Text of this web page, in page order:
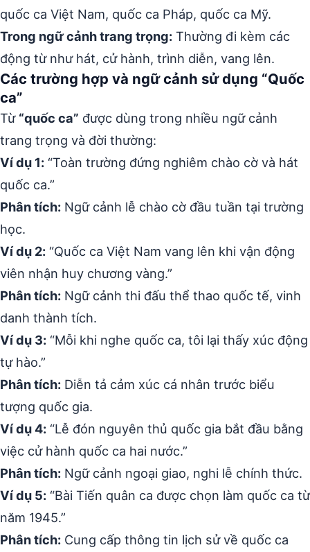
quốc ca Việt Nam, quốc ca Pháp, quốc ca Mỹ.
Trong ngữ cảnh trang trọng: Thường đi kèm các
động từ như hát, cử hành, trình diễn, vang lên.
Các trường hợp và ngữ cảnh sử dụng “Quốc
ca”
Từ “quốc ca” được dùng trong nhiều ngữ cảnh
trang trọng và đời thường:
Ví dụ 1: “Toàn trường đứng nghiêm chào cờ và hát
quốc ca.”
Phân tích: Ngữ cảnh lễ chào cờ đầu tuần tại trường
học.
Ví dụ 2: “Quốc ca Việt Nam vang lên khi vận động
viên nhận huy chương vàng.”
Phân tích: Ngữ cảnh thi đấu thể thao quốc tế, vinh
danh thành tích.
Ví dụ 3: “Mỗi khi nghe quốc ca, tôi lại thấy xúc động
tự hào.”
Phân tích: Diễn tả cảm xúc cá nhân trước biểu
tượng quốc gia.
Ví dụ 4: “Lễ đón nguyên thủ quốc gia bắt đầu bằng
việc cử hành quốc ca hai nước.”
Phân tích: Ngữ cảnh ngoại giao, nghi lễ chính thức.
Ví dụ 5: “Bài Tiến quân ca được chọn làm quốc ca từ
năm 1945.”
Phân tích: Cung cấp thông tin lịch sử về quốc ca